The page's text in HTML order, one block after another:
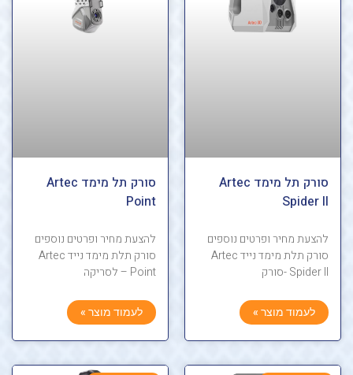
סורק תל מימד Artec
Spider II
להצעת מחיר ופרטים נוספים
סורק תלת מימד נייד Artec
Spider II -סורק
לעמוד מוצר »
סורק תל מימד Artec
Point
להצעת מחיר ופרטים נוספים
סורק תלת מימד נייד Artec
Point – לסריקה
לעמוד מוצר »